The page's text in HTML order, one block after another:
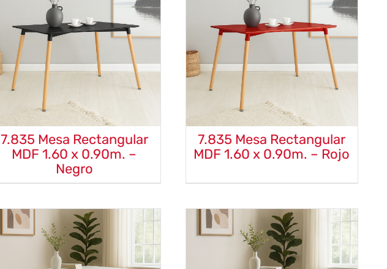
7.835 Mesa Rectangular
MDF 1.60 x 0.90m. –
Negro
7.835 Mesa Rectangular
MDF 1.60 x 0.90m. – Rojo